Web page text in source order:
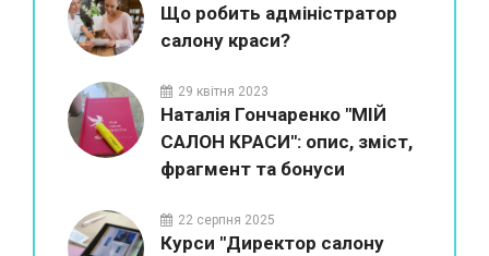
Що робить адміністратор
салону краси?
29 квітня 2023
Наталія Гончаренко "МІЙ
САЛОН КРАСИ": опис, зміст,
фрагмент та бонуси
22 серпня 2025
Курси "Директор салону